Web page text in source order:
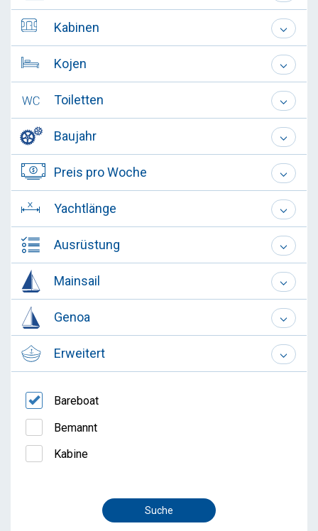
Kabinen
Kojen
Toiletten
Baujahr
Preis pro Woche
Yachtlänge
Ausrüstung
Mainsail
Genoa
Erweitert
Bareboat
Bemannt
Kabine